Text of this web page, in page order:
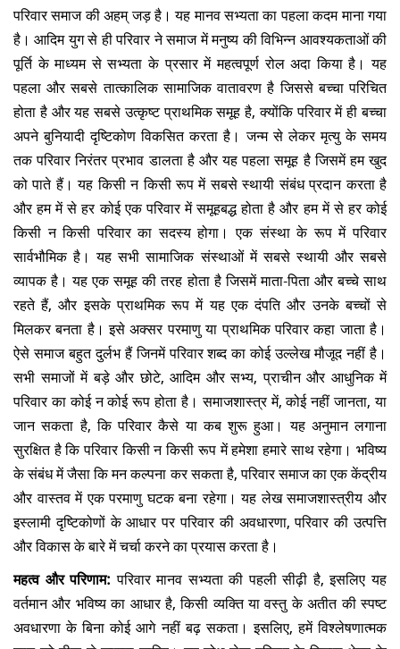
परिवार समाज की अहम् जड़ है। यह मानव सभ्यता का पहला कदम माना गया
है। आदिम युग से ही परिवार ने समाज में मनुष्य की विभिन्न आवश्यकताओं की
पूर्ति के माध्यम से सभ्यता के प्रसार में महत्वपूर्ण रोल अदा किया है। यह
पहला और सबसे तात्कालिक सामाजिक वातावरण है जिससे बच्चा परिचित
होता है और यह सबसे उत्कृष्ट प्राथमिक समूह है, क्योंकि परिवार में ही बच्चा
अपने बुनियादी दृष्टिकोण विकसित करता है। जन्म से लेकर मृत्यु के समय
तक परिवार निरंतर प्रभाव डालता है और यह पहला समूह है जिसमें हम खुद
को पाते हैं। यह किसी न किसी रूप में सबसे स्थायी संबंध प्रदान करता है
और हम में से हर कोई एक परिवार में समूहबद्ध होता है और हम में से हर कोई
किसी न किसी परिवार का सदस्य होगा। एक संस्था के रूप में परिवार
सार्वभौमिक है। यह सभी सामाजिक संस्थाओं में सबसे स्थायी और सबसे
व्यापक है। यह एक समूह की तरह होता है जिसमें माता-पिता और बच्चे साथ
रहते हैं, और इसके प्राथमिक रूप में यह एक दंपति और उनके बच्चों से
मिलकर बनता है। इसे अक्सर परमाणु या प्राथमिक परिवार कहा जाता है।
ऐसे समाज बहुत दुर्लभ हैं जिनमें परिवार शब्द का कोई उल्लेख मौजूद नहीं है।
सभी समाजों में बड़े और छोटे, आदिम और सभ्य, प्राचीन और आधुनिक में
परिवार का कोई न कोई रूप होता है। समाजशास्त्र में, कोई नहीं जानता, या
जान सकता है, कि परिवार कैसे या कब शुरू हुआ। यह अनुमान लगाना
सुरक्षित है कि परिवार किसी न किसी रूप में हमेशा हमारे साथ रहेगा। भविष्य
के संबंध में जैसा कि मन कल्पना कर सकता है, परिवार समाज का एक केंद्रीय
और वास्तव में एक परमाणु घटक बना रहेगा। यह लेख समाजशास्त्रीय और
इस्लामी दृष्टिकोणों के आधार पर परिवार की अवधारणा, परिवार की उत्पत्ति
और विकास के बारे में चर्चा करने का प्रयास करता है।
महत्व और परिणाम: परिवार मानव सभ्यता की पहली सीढ़ी है, इसलिए यह
वर्तमान और भविष्य का आधार है, किसी व्यक्ति या वस्तु के अतीत की स्पष्ट
अवधारणा के बिना कोई आगे नहीं बढ़ सकता। इसलिए, हमें विश्लेषणात्मक